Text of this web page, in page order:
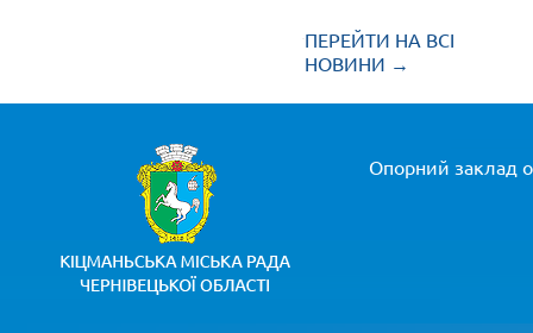
ПЕРЕЙТИ НА ВСІ
НОВИНИ →
Опорний заклад